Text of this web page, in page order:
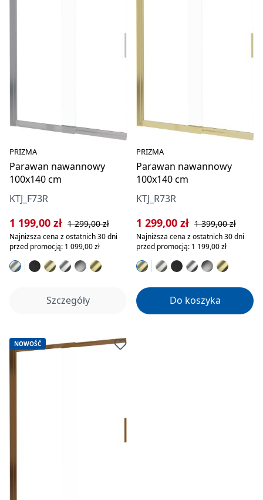
PRIZMA
Parawan nawannowy
100x140 cm
KTJ_F73R
Cena sprzedaży:
1 199,00 zł Cena regularna:
1 299,00 zł
Najniższa cena z ostatnich 30 dni
przed promocją: 1 099,00 zł
Szczegóły
PRIZMA
Parawan nawannowy
100x140 cm
KTJ_R73R
Cena sprzedaży:
1 299,00 zł Cena regularna:
1 399,00 zł
Najniższa cena z ostatnich 30 dni
przed promocją: 1 199,00 zł
Do koszyka
NOWOŚĆ